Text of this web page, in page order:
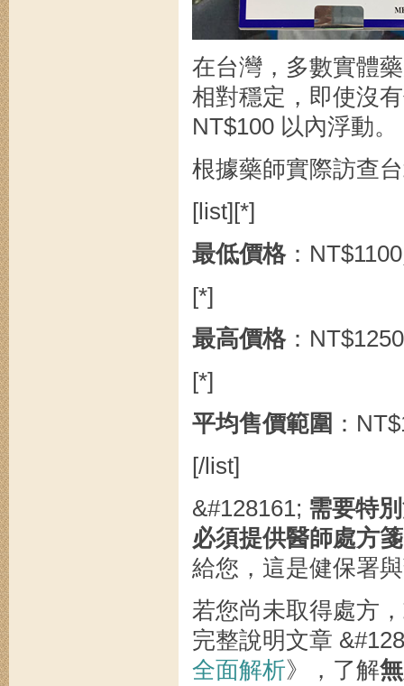
在台灣，多數實體
相對穩定，即使沒
NT$100 以內浮動。
根據藥師實際訪查
[list][*]
最低價格：
[*]
最高價格：
[*]
平均售價範圍 ：
[/list]
&#128161; 需要特
必須提供醫師處方箋
給您，這是健保署
若您尚未取得處方
完整說明文章
全面解析》，了解